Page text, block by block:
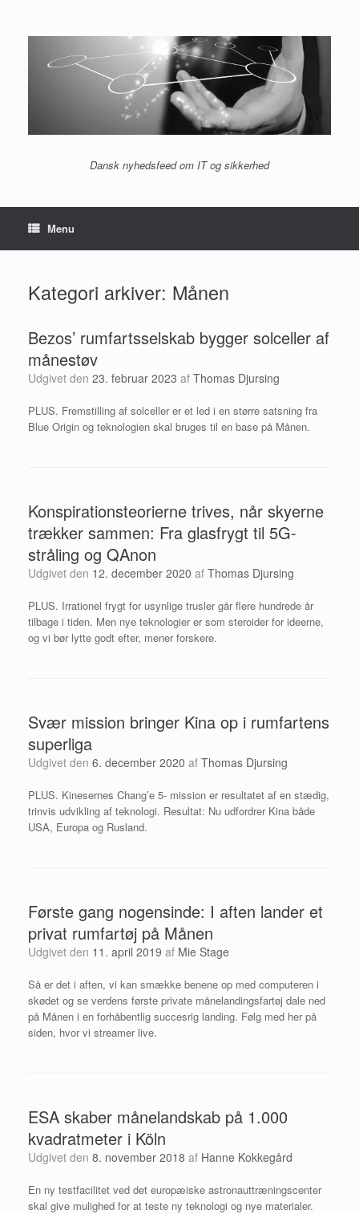
indhold
Dansk nyhedsfeed om IT og sikkerhed
Menu
Kategori arkiver: Månen
Bezos’ rumfartsselskab bygger solceller af
månestøv
Udgivet den 23. februar 2023 af Thomas Djursing
PLUS. Fremstilling af solceller er et led i en større satsning fra
Blue Origin og teknologien skal bruges til en base på Månen.
Konspirationsteorierne trives, når skyerne
trækker sammen: Fra glasfrygt til 5G-
stråling og QAnon
Udgivet den 12. december 2020 af Thomas Djursing
PLUS. Irrationel frygt for usynlige trusler går flere hundrede år
tilbage i tiden. Men nye teknologier er som steroider for ideerne,
og vi bør lytte godt efter, mener forskere.
Svær mission bringer Kina op i rumfartens
superliga
Udgivet den 6. december 2020 af Thomas Djursing
PLUS. Kinesernes Chang’e 5- mission er resultatet af en stædig,
trinvis udvikling af teknologi. Resultat: Nu udfordrer Kina både
USA, Europa og Rusland.
Første gang nogensinde: I aften lander et
privat rumfartøj på Månen
Udgivet den 11. april 2019 af Mie Stage
Så er det i aften, vi kan smække benene op med computeren i
skødet og se verdens første private månelandingsfartøj dale ned
på Månen i en forhåbentlig succesrig landing. Følg med her på
siden, hvor vi streamer live.
ESA skaber månelandskab på 1.000
kvadratmeter i Köln
Udgivet den 8. november 2018 af Hanne Kokkegård
En ny testfacilitet ved det europæiske astronauttræningscenter
skal give mulighed for at teste ny teknologi og nye materialer.